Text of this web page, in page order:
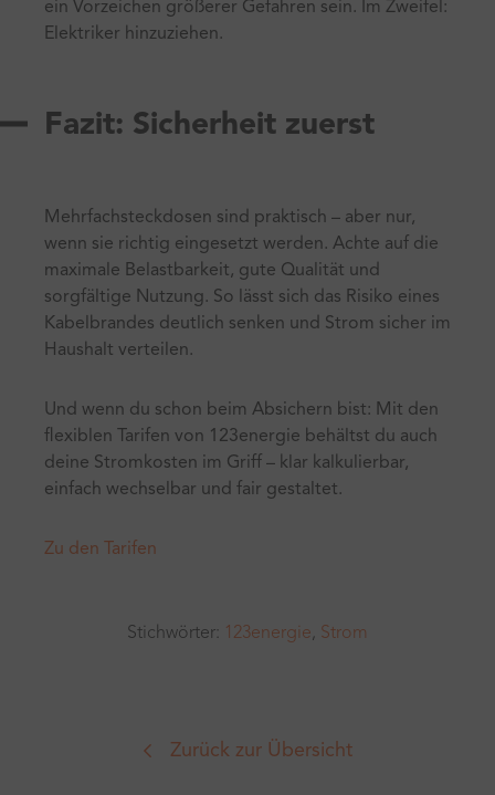
ein Vorzeichen größerer Gefahren sein. Im Zweifel:
Elektriker hinzuziehen.
Fazit: Sicherheit zuerst
Mehrfachsteckdosen sind praktisch – aber nur,
wenn sie richtig eingesetzt werden. Achte auf die
maximale Belastbarkeit, gute Qualität und
sorgfältige Nutzung. So lässt sich das Risiko eines
Kabelbrandes deutlich senken und Strom sicher im
Haushalt verteilen.
Und wenn du schon beim Absichern bist: Mit den
flexiblen Tarifen von 123energie behältst du auch
deine Stromkosten im Griff – klar kalkulierbar,
einfach wechselbar und fair gestaltet.
Zu den Tarifen
Stichwörter: 123energie, Strom
Zurück zur Übersicht